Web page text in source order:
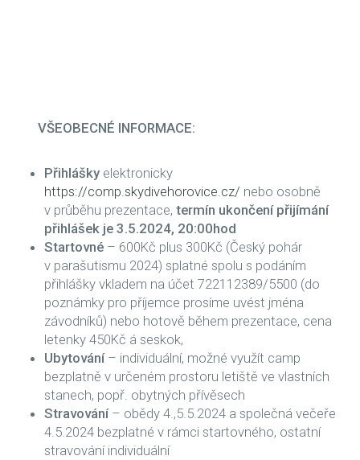
VŠEOBECNÉ INFORMACE:
Přihlášky elektronicky
https://comp.skydivehorovice.cz/ nebo osobně
v průběhu prezentace, termín ukončení přijímání
přihlášek je 3.5.2024, 20:00hod
Startovné – 600Kč plus 300Kč (Český pohár
v parašutismu 2024) splatné spolu s podáním
přihlášky vkladem na účet 722112389/5500 (do
poznámky pro příjemce prosíme uvést jména
závodníků) nebo hotově během prezentace, cena
letenky 450Kč á seskok,
Ubytování – individuální, možné využít camp
bezplatně v určeném prostoru letiště ve vlastních
stanech, popř. obytných přívěsech
Stravování – obědy 4.,5.5.2024 a společná večeře
4.5.2024 bezplatné v rámci startovného, ostatní
stravování individuální